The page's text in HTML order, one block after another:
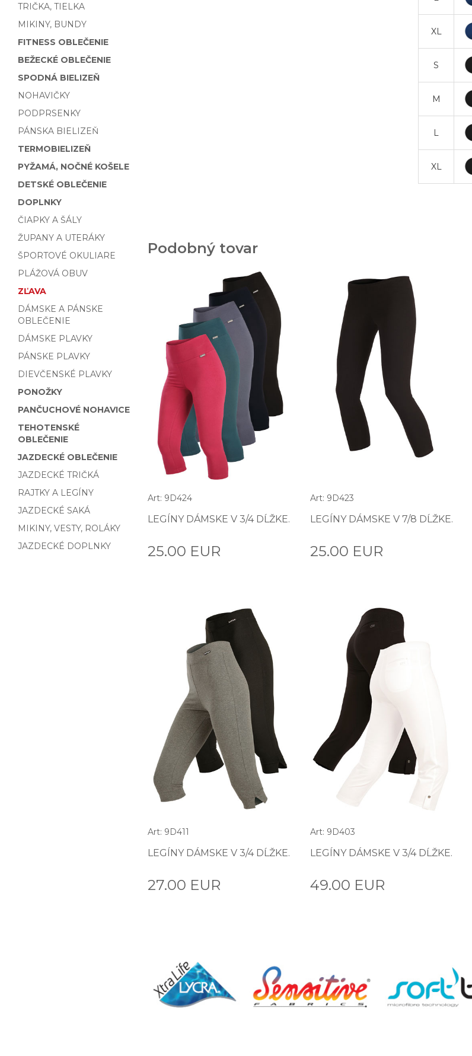
TRIČKA, TIELKA
MIKINY, BUNDY
FITNESS OBLEČENIE
BEŽECKÉ OBLEČENIE
SPODNÁ BIELIZEŇ
NOHAVIČKY
PODPRSENKY
PÁNSKA BIELIZEŇ
TERMOBIELIZEŇ
PYŽAMÁ, NOČNÉ KOŠELE
DETSKÉ OBLEČENIE
DOPLNKY
ČIAPKY A ŠÁLY
ŽUPANY A UTERÁKY
ŠPORTOVÉ OKULIARE
PLÁŽOVÁ OBUV
ZĽAVA
DÁMSKE A PÁNSKE
OBLEČENIE
DÁMSKE PLAVKY
PÁNSKE PLAVKY
DIEVČENSKÉ PLAVKY
PONOŽKY
PANČUCHOVÉ NOHAVICE
TEHOTENSKÉ
OBLEČENIE
JAZDECKÉ OBLEČENIE
JAZDECKÉ TRIČKÁ
RAJTKY A LEGÍNY
JAZDECKÉ SAKÁ
MIKINY, VESTY, ROLÁKY
JAZDECKÉ DOPLNKY
XL
S
M
L
XL
Podobný tovar
Art: 9D424
LEGÍNY DÁMSKE V 3/4 DĹŽKE.
25.00 EUR
Art: 9D423
LEGÍNY DÁMSKE V 7/8 DĹŽKE.
25.00 EUR
Art: 9D411
LEGÍNY DÁMSKE V 3/4 DĹŽKE.
27.00 EUR
Art: 9D403
LEGÍNY DÁMSKE V 3/4 DĹŽKE.
49.00 EUR